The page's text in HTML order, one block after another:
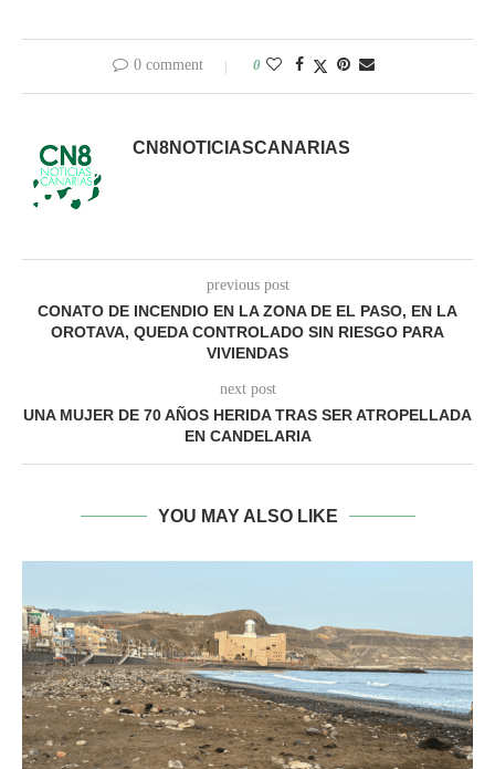
0 comment 0
CN8NOTICIASCANARIAS
previous post
CONATO DE INCENDIO EN LA ZONA DE EL PASO, EN LA
OROTAVA, QUEDA CONTROLADO SIN RIESGO PARA
VIVIENDAS
next post
UNA MUJER DE 70 AÑOS HERIDA TRAS SER ATROPELLADA
EN CANDELARIA
YOU MAY ALSO LIKE